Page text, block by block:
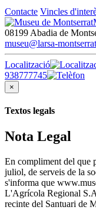
Contacte Vincles
08199 Abadia de
museu@larsa-
Localització
938777745
×
Textos legals
Nota Legal
En compliment del que
juliol, de serveis de la
s'informa que
L'Agrícola Regional
recinte del Santuari de